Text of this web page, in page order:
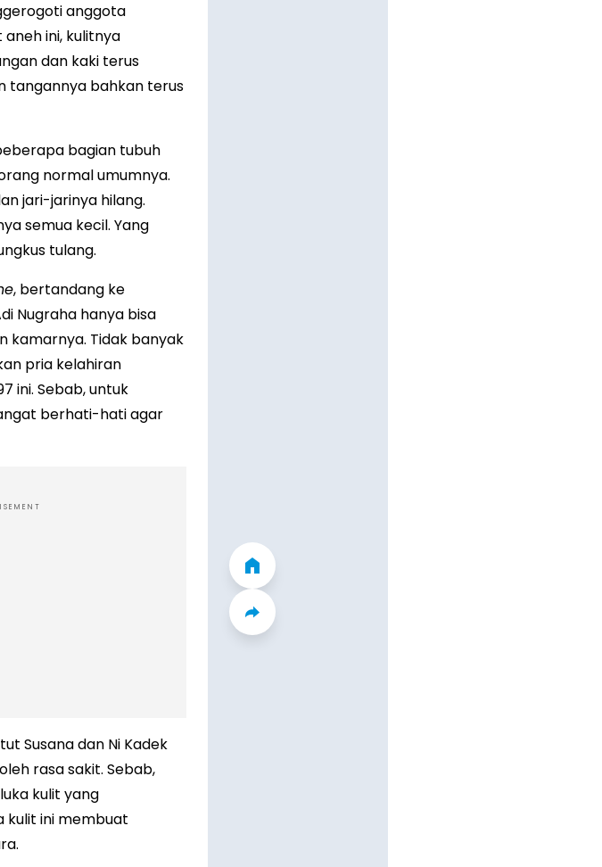
anggota
ini, kulitnya
dan kaki terus
tangannya bahkan terus
bagian tubuh
normal umumnya.
jari-jarinya hilang.
semua kecil. Yang
tulang.
, bertandang ke
Nugraha hanya bisa
kamarnya. Tidak banyak
pria kelahiran
ini. Sebab, untuk
berhati-hati agar
Susana dan Ni Kadek
rasa sakit. Sebab,
kulit yang
kulit ini membuat